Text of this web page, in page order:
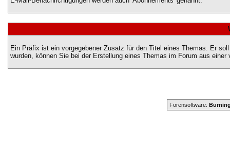
Ein Präfix ist ein vorgegebener Zusatz für den Titel eines Themas. Er
wurden, können Sie bei der Erstellung eines Themas im Forum aus
Forensoftware: